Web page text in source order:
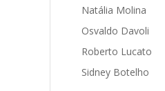
Natália Molina
Osvaldo Davoli
Roberto Lucato
Sidney Botelho